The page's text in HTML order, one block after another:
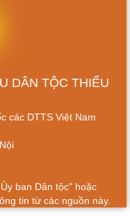
DÂN TỘC THIỂU
các DTTS Việt Nam
ban Dân tộc" hoặc
tin từ các nguồn này.